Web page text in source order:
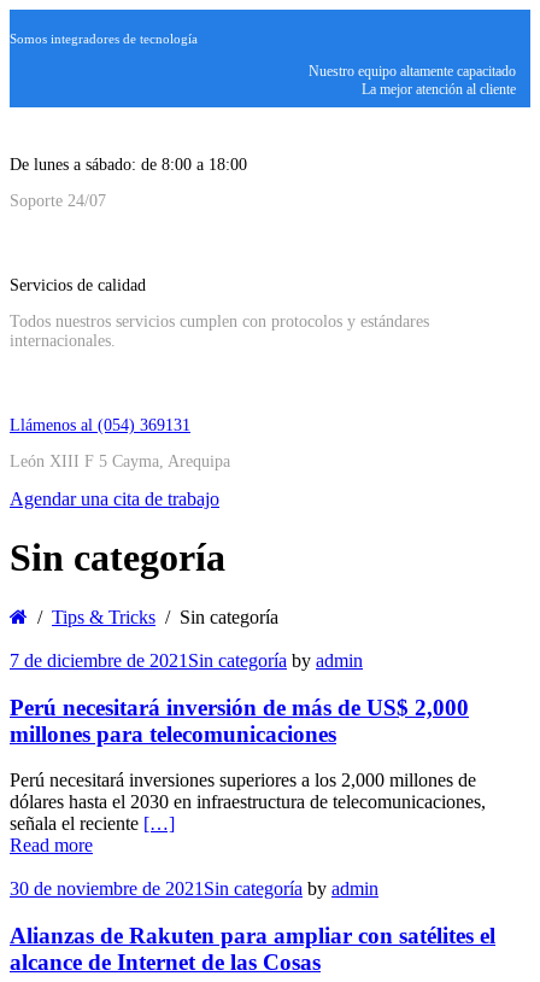
Somos integradores de tecnología
Nuestro equipo altamente capacitado
La mejor atención al cliente
De lunes a sábado: de 8:00 a 18:00
Soporte 24/07
Servicios de calidad
Todos nuestros servicios cumplen con protocolos y estándares
internacionales.
Llámenos al (054) 369131
León XIII F 5 Cayma, Arequipa
Agendar una cita de trabajo
Sin categoría
Tips & Tricks Sin categoría
7 de diciembre de 2021 Sin categoría by admin
Perú necesitará inversión de más de US$ 2,000
millones para telecomunicaciones
Perú necesitará inversiones superiores a los 2,000 millones de
dólares hasta el 2030 en infraestructura de telecomunicaciones,
señala el reciente […]
Read more
30 de noviembre de 2021 Sin categoría by admin
Alianzas de Rakuten para ampliar con satélites el
alcance de Internet de las Cosas